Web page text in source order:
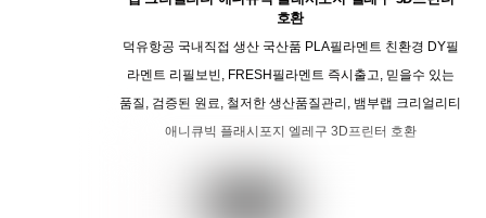
호환
덕유항공 국내직접 생산 국산품 PLA필라멘트 친환경 DY필
라멘트 리필보빈, FRESH필라멘트 즉시출고, 믿을수 있는
품질, 검증된 원료, 철저한 생산품질관리, 뱀부랩 크리얼리티
애니큐빅 플래시포지 엘레구 3D프린터 호환